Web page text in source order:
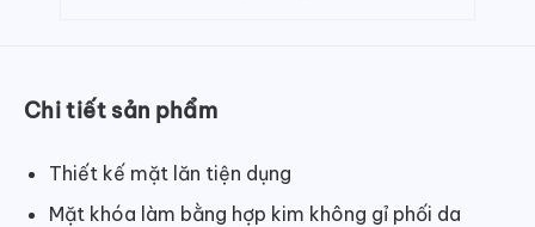
Chi tiết sản phẩm
Thiết kế mặt lăn tiện dụng
Mặt khóa làm bằng hợp kim không gỉ phối da